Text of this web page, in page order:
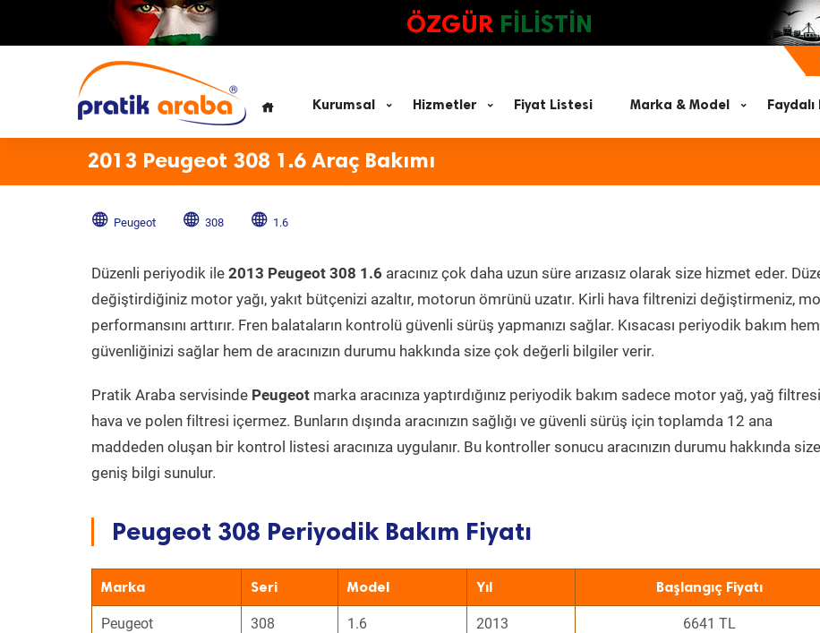
ÖZGÜR FİLİSTİN
Kurumsal Hizmetler Fiyat Listesi Marka & Model
2013 Peugeot 308 1.6 Araç Bakımı
Peugeot 308 1.6
Düzenli periyodik ile 2013 Peugeot 308 1.6 aracınız çok daha uzun süre arızasız olarak size hizmet eder.
değiştirdiğiniz motor yağı, yakıt bütçenizi azaltır, motorun ömrünü uzatır. Kirli hava filtrenizi değiştirmeniz,
performansını arttırır. Fren balataların kontrolü güvenli sürüş yapmanızı sağlar. Kısacası periyodik bakım hem
güvenliğinizi sağlar hem de aracınızın durumu hakkında size çok değerli bilgiler verir.
Pratik Araba servisinde Peugeot marka aracınıza yaptırdığınız periyodik bakım sadece motor yağ, yağ
hava ve polen filtresi içermez. Bunların dışında aracınızın sağlığı ve güvenli sürüş için toplamda 12 ana
maddeden oluşan bir kontrol listesi aracınıza uygulanır. Bu kontroller sonucu aracınızın durumu hakkında size
geniş bilgi sunulur.
Peugeot 308 Periyodik Bakım Fiyatı
Marka Seri Model Yıl Başlangıç Fiyatı
Peugeot 308 1.6 2013 6641 TL